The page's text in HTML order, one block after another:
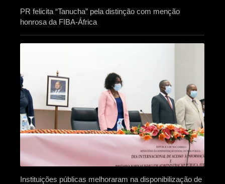
PR felicita “Tanucha” pela distinção com menção
honrosa da FIBA-África
Instituições públicas melhoraram na disponibilização de